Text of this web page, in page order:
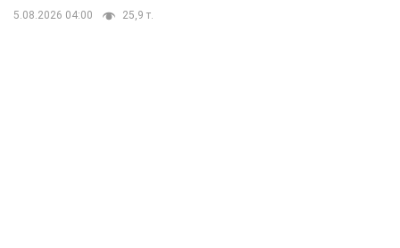
5.08.2026 04:00 25,9 т.